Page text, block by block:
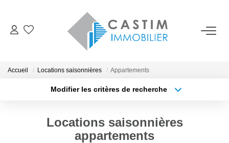
Accueil Locations saisonnières Appartements
Modifier les critères de recherche
Type de bien
Plus de critères
Locations saisonnières
appartements